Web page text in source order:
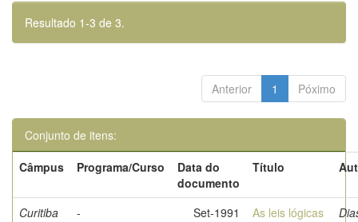
Resultado 1-3 de 3.
Anterior 1 Póximo
Conjunto de itens:
Câmpus
Programa/Curso
Data do
documento
Título
Curitiba - Set-1991
As leis lógicas